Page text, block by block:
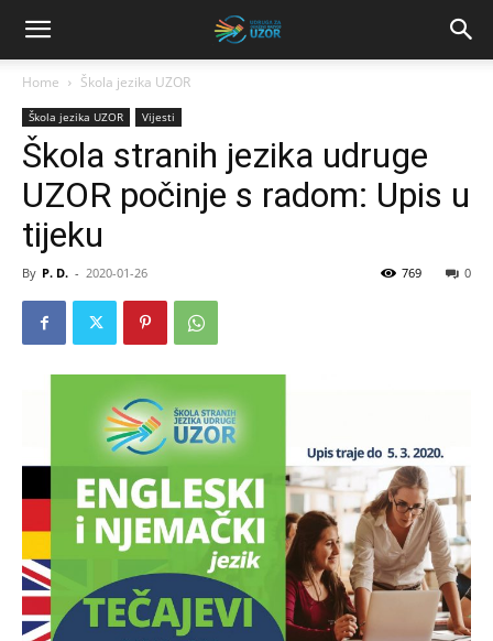
Home Škola jezika UZOR
Škola jezika UZOR Vijesti
Škola stranih jezika udruge
UZOR počinje s radom: Upis u
tijeku
By P. D. - 2020-01-26 0
769